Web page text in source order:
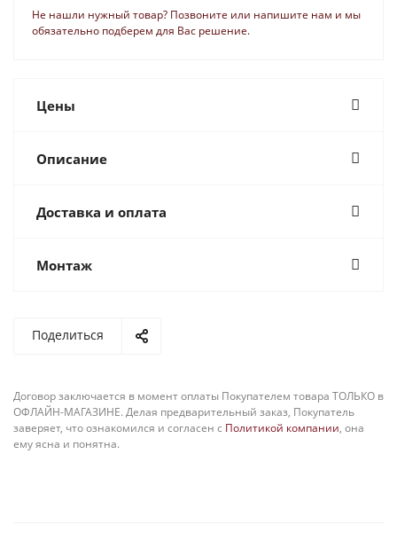
Не нашли нужный товар? Позвоните или напишите нам и мы
обязательно подберем для Вас решение.
Цены
Описание
Доставка и оплата
Монтаж
Поделиться
Договор заключается в момент оплаты Покупателем товара ТОЛЬКО в
ОФЛАЙН-МАГАЗИНЕ. Делая предварительный заказ, Покупатель
заверяет, что ознакомился и согласен с Политикой компании, она
ему ясна и понятна.